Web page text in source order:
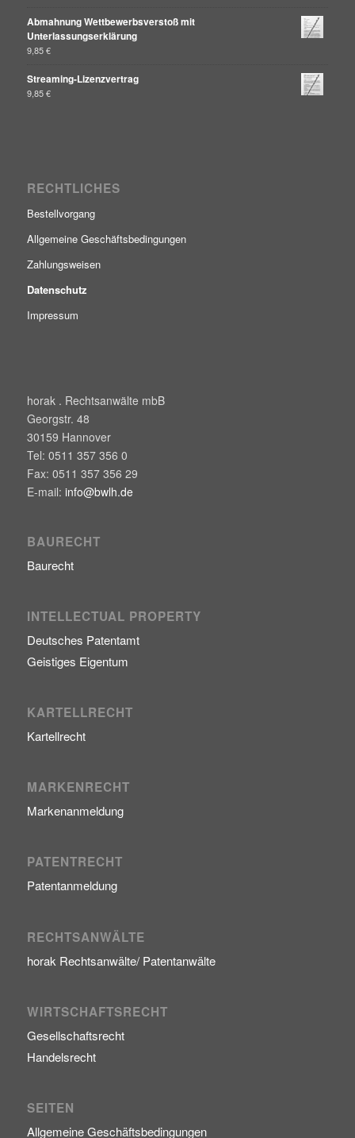
Abmahnung Wettbewerbsverstoß mit
Unterlassungserklärung
9,85€
Streaming-Lizenzvertrag
9,85€
RECHTLICHES
Bestellvorgang
Allgemeine Geschäftsbedingungen
Zahlungsweisen
Datenschutz
Impressum
horak . Rechtsanwälte mbB
Georgstr. 48
30159 Hannover
Tel: 0511 357 356 0
Fax: 0511 357 356 29
E-mail: info@bwlh.de
BAURECHT
Baurecht
INTELLECTUAL PROPERTY
Deutsches Patentamt
Geistiges Eigentum
KARTELLRECHT
Kartellrecht
MARKENRECHT
Markenanmeldung
PATENTRECHT
Patentanmeldung
RECHTSANWÄLTE
horak Rechtsanwälte/ Patentanwälte
WIRTSCHAFTSRECHT
Gesellschaftsrecht
Handelsrecht
SEITEN
Allgemeine Geschäftsbedingungen